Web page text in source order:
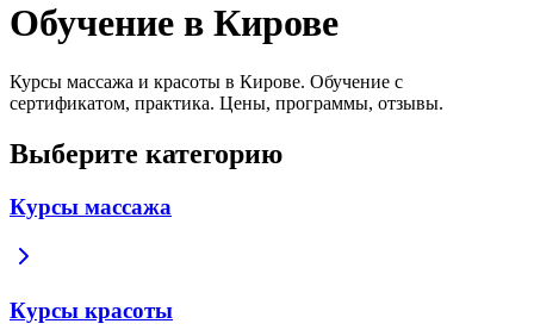
Обучение в Кирове
Курсы массажа и красоты в Кирове. Обучение с
сертификатом, практика. Цены, программы, отзывы.
Выберите категорию
Курсы массажа
Курсы красоты